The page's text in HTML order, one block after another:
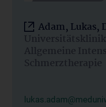
Adam, Lukas,
Allgemeine
Schmerztherapie